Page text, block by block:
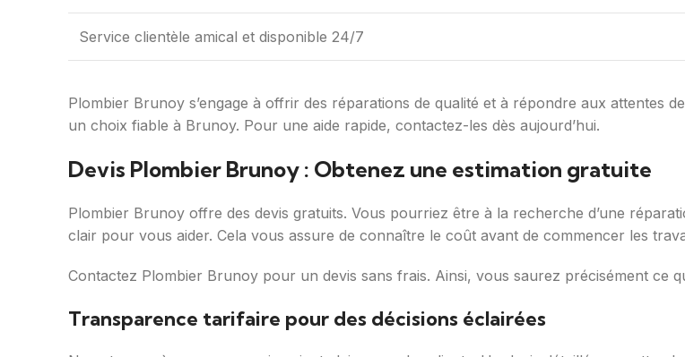
Service clientèle amical et disponible 24/7
Plombier Brunoy s’engage à offrir des réparations de qualité et à répondre aux attentes
un choix fiable à Brunoy. Pour une aide rapide, contactez-les dès aujourd’hui.
Devis Plombier Brunoy : Obtenez une estimation gratuite
Plombier Brunoy offre des devis gratuits. Vous pourriez être à la recherche d’une
clair pour vous aider. Cela vous assure de connaître le coût avant de commencer les
Contactez Plombier Brunoy pour un devis sans frais. Ainsi, vous saurez précisément ce
Transparence tarifaire pour des décisions éclairées